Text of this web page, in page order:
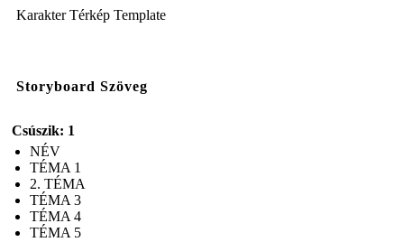
Karakter Térkép Template
Storyboard Szöveg
Csúszik: 1
NÉV
TÉMA 1
2. TÉMA
TÉMA 3
TÉMA 4
TÉMA 5